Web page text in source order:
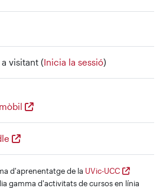
visitant (Inicia la sessió)
d'aprenentatge de la UVic-UCC
gamma d'activitats de cursos en línia